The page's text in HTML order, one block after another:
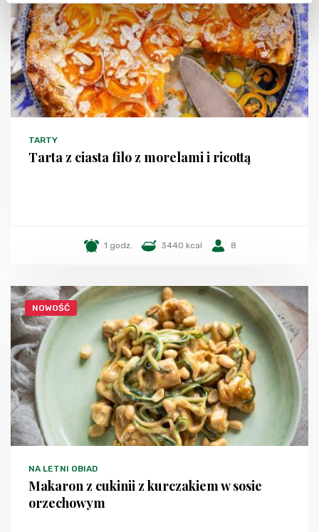
TARTY
Tarta z ciasta filo z morelami i ricottą
1 godz. 3440 kcal 8
NOWOŚĆ
NA LETNI OBIAD
Makaron z cukinii z kurczakiem w sosie
orzechowym